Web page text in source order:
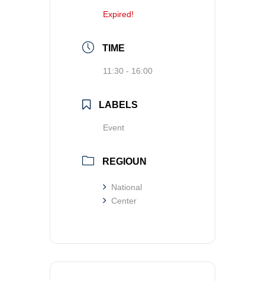
Expired!
TIME
11:30 - 16:00
LABELS
Event
REGIOUN
National
Center